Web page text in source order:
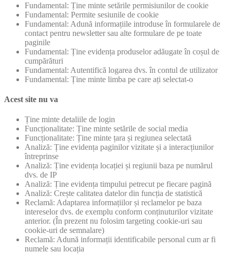
Fundamental: Ține minte setările permisiunilor de cookie
Fundamental: Permite sesiunile de cookie
Fundamental: Adună informațiile introduse în formularele de
contact pentru newsletter sau alte formulare de pe toate
paginile
Fundamental: Ține evidența produselor adăugate în coșul de
cumpărături
Fundamental: Autentifică logarea dvs. în contul de utilizator
Fundamental: Ține minte limba pe care ați selectat-o
Acest site nu va
Ține minte detaliile de login
Funcționalitate: Ține minte setările de social media
Funcționalitate: Ține minte țara și regiunea selectată
Analiză: Ține evidența paginilor vizitate și a interacțiunilor
întreprinse
Analiză: Ține evidența locației și regiunii baza pe numărul
dvs. de IP
Analiză: Ține evidența timpului petrecut pe fiecare pagină
Analiză: Crește calitatea datelor din funcția de statistică
Reclamă: Adaptarea informațiilor și reclamelor pe baza
intereselor dvs. de exemplu conform conținuturilor vizitate
anterior. (În prezent nu folosim targeting cookie-uri sau
cookie-uri de semnalare)
Reclamă: Adună informații identificabile personal cum ar fi
numele sau locația